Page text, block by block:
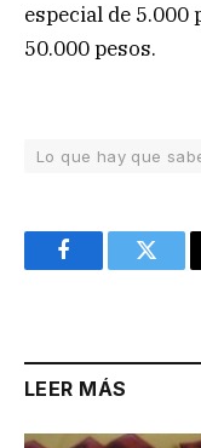
especial de 5.000
50.000 pesos.
Lo que hay que
Facebook
LEER MÁS